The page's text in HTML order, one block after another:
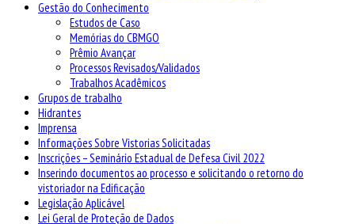
Gestão do Conhecimento
Estudos de Caso
Memórias do CBMGO
Prêmio Avançar
Processos Revisados/Validados
Trabalhos Acadêmicos
Grupos de trabalho
Hidrantes
Imprensa
Informações Sobre Vistorias Solicitadas
Inscrições – Seminário Estadual de Defesa Civil 2022
Inserindo documentos ao processo e solicitando o retorno do
vistoriador na Edificação
Legislação Aplicável
Lei Geral de Proteção de Dados